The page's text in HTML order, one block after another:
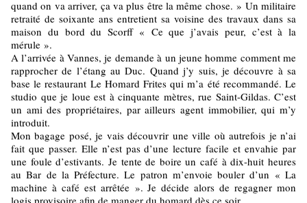
quand on va arriver, ça va plus être la même chose. » Un militaire
retraité de soixante ans entretient sa voisine des travaux dans sa
maison du bord du Scorff « Ce que j’avais peur, c’est à la
mérule ».
A l’arrivée à Vannes, je demande à un jeune homme comment me
rapprocher de l’étang au Duc. Quand j’y suis, je découvre à sa
base le restaurant Le Homard Frites qui m’a été recommandé. Le
studio que je loue est à cinquante mètres, rue Saint-Gildas. C’est
un ami des propriétaires, par ailleurs agent immobilier, qui m’y
introduit.
Mon bagage posé, je vais découvrir une ville où autrefois je n’ai
fait que passer. Elle n’est pas d’une lecture facile et envahie par
une foule d’estivants. Je tente de boire un café à dix-huit heures
au Bar de la Préfecture. Le patron m’envoie bouler d’un « La
machine à café est arrêtée ». Je décide alors de regagner mon
logis provisoire afin de manger du homard dès ce soir.